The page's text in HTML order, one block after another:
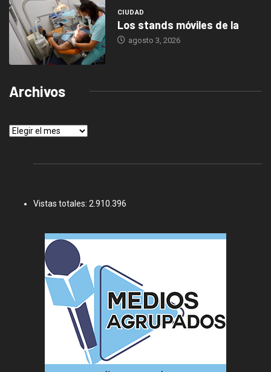
CIUDAD
Los stands móviles de la
agosto 3, 2026
Archivos
Archivos
Vistas totales: 2.910.396